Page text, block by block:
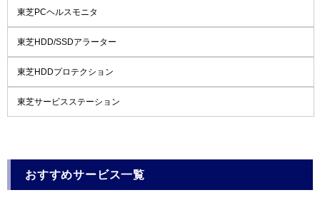
東芝PCヘルスモニタ
東芝HDD/SSDアラーター
東芝HDDプロテクション
東芝サービスステーション
おすすめサービス一覧